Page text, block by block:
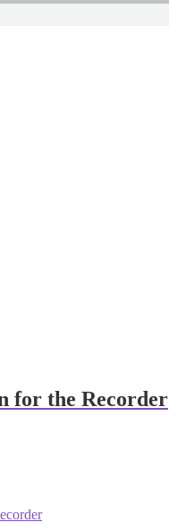
for the Recorder